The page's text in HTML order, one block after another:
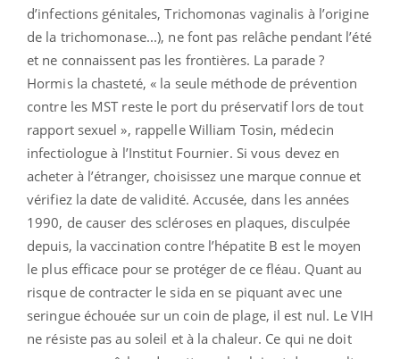
d’infections génitales, Trichomonas vaginalis à l’origine
de la trichomonase...), ne font pas relâche pendant l’été
et ne connaissent pas les frontières. La parade ?
Hormis la chasteté, « la seule méthode de prévention
contre les MST reste le port du préservatif lors de tout
rapport sexuel », rappelle William Tosin, médecin
infectiologue à l’Institut Fournier. Si vous devez en
acheter à l’étranger, choisissez une marque connue et
vérifiez la date de validité. Accusée, dans les années
1990, de causer des scléroses en plaques, disculpée
depuis, la vaccination contre l’hépatite B est le moyen
le plus efficace pour se protéger de ce fléau. Quant au
risque de contracter le sida en se piquant avec une
seringue échouée sur un coin de plage, il est nul. Le VIH
ne résiste pas au soleil et à la chaleur. Ce qui ne doit